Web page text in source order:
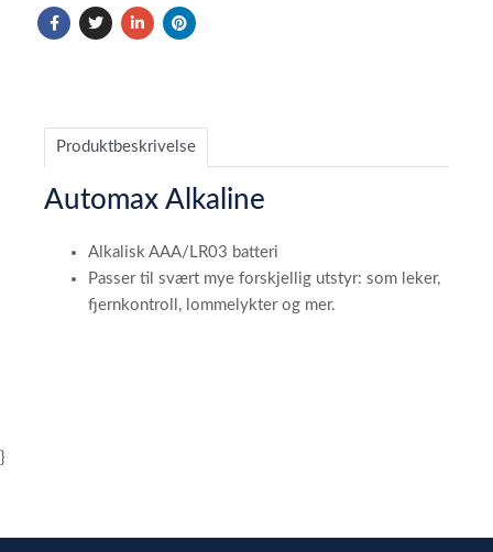
Produktbeskrivelse
Automax Alkaline
Alkalisk AAA/LR03 batteri
Passer til svært mye forskjellig utstyr: som leker,
fjernkontroll, lommelykter og mer.
}